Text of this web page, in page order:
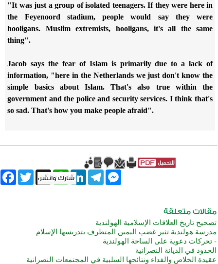
"It was just a group of isolated teenagers. If they were here in
the Feyenoord stadium, people would say they were
hooligans. Muslim extremists, hooligans, it's all the same
thing".
Jacob says the fear of Islam is primarily due to a lack of
information, "here in the Netherlands we just don't know the
simple basics about Islam. That's also true within the
government and the police and security services. I think that's
so sad. That's how you make people afraid".
Twitter X
WhatsAppLinkedInTelegram
Messenger
تصحيح تاريخ العلاقات الإسلامية الهولندية
مدرسة هولندية تثير غضب اليمين المتطرف بتدريسها الإسلام
- تحركات دعوية على الساحة الهولندية
الحدود في الديانة النصرانية
عقيدة الخلاص والفداء ونتائجها السلبية في المجتمعات النصرانية